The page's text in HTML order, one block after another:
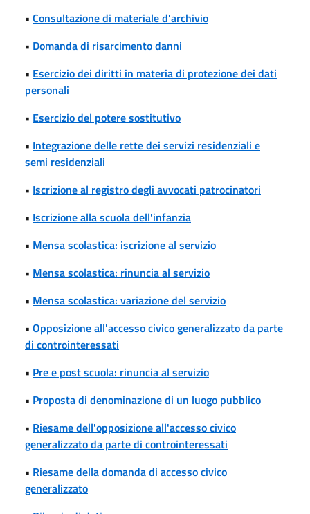
• Consultazione di materiale d'archivio
• Domanda di risarcimento danni
• Esercizio dei diritti in materia di protezione dei dati
personali
• Esercizio del potere sostitutivo
• Integrazione delle rette dei servizi residenziali e
semi residenziali
• Iscrizione al registro degli avvocati patrocinatori
• Iscrizione alla scuola dell'infanzia
• Mensa scolastica: iscrizione al servizio
• Mensa scolastica: rinuncia al servizio
• Mensa scolastica: variazione del servizio
• Opposizione all'accesso civico generalizzato da parte
di controinteressati
• Pre e post scuola: rinuncia al servizio
• Proposta di denominazione di un luogo pubblico
• Riesame dell'opposizione all'accesso civico
generalizzato da parte di controinteressati
• Riesame della domanda di accesso civico
generalizzato